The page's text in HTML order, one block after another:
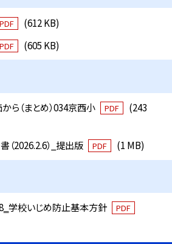
PDF
(612 KB)
PDF (605 KB)
（まとめ）034京西小 PDF
(243
2026.2.6）_提出版
PDF (1 MB)
学校いじめ防止基本方針 PDF